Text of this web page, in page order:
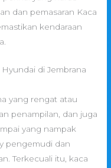
dan pemasaran Kaca
kendaraan
di Jembrana
yang rengat atau
penampilan, dan juga
yang nampak
pengemudi dan
Terkecuali itu, kaca